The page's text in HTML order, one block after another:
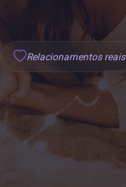
Relacionamentos reais